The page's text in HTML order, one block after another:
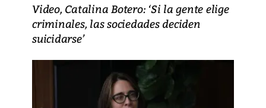
Video, Catalina Botero: ‘Si la gente elige
criminales, las sociedades deciden
suicidarse’